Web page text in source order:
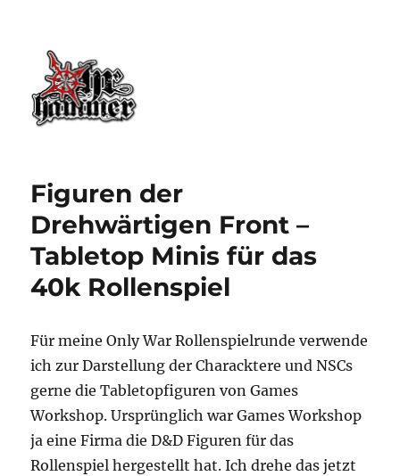
Ohrhammer.online
Figuren der
Drehwärtigen Front –
Tabletop Minis für das
40k Rollenspiel
Für meine Only War Rollenspielrunde verwende
ich zur Darstellung der Characktere und NSCs
gerne die Tabletopfiguren von Games
Workshop. Ursprünglich war Games Workshop
ja eine Firma die D&D Figuren für das
Rollenspiel hergestellt hat. Ich drehe das jetzt